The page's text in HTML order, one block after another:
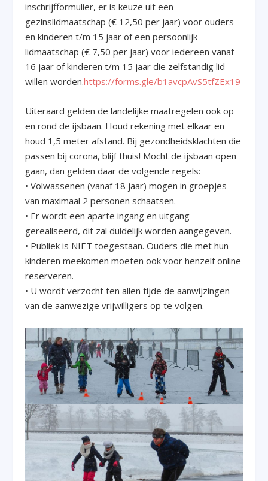
inschrijfformulier, er is keuze uit een
gezinslidmaatschap (€ 12,50 per jaar) voor ouders
en kinderen t/m 15 jaar of een persoonlijk
lidmaatschap (€ 7,50 per jaar) voor iedereen vanaf
16 jaar of kinderen t/m 15 jaar die zelfstandig lid
willen worden.https://forms.gle/b1avcpAvS5tfZEx19
Uiteraard gelden de landelijke maatregelen ook op
en rond de ijsbaan. Houd rekening met elkaar en
houd 1,5 meter afstand. Bij gezondheidsklachten die
passen bij corona, blijf thuis! Mocht de ijsbaan open
gaan, dan gelden daar de volgende regels:
• Volwassenen (vanaf 18 jaar) mogen in groepjes
van maximaal 2 personen schaatsen.
• Er wordt een aparte ingang en uitgang
gerealiseerd, dit zal duidelijk worden aangegeven.
• Publiek is NIET toegestaan. Ouders die met hun
kinderen meekomen moeten ook voor henzelf online
reserveren.
• U wordt verzocht ten allen tijde de aanwijzingen
van de aanwezige vrijwilligers op te volgen.